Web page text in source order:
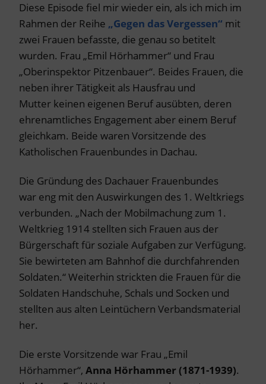
Diese Episode fiel mir wieder ein, als ich mich im
Rahmen der Reihe „Gegen das Vergessen“ mit
zwei Frauen befasste, die genau so betitelt
wurden. Frau „Emil Hörhammer“ und Frau
„Oberinspektor Pitzenbauer“. Beides Frauen, die
neben ihrer Tätigkeit als Hausfrau und
Mutter keinen eigenen Beruf ausübten, deren
ehrenamtliches Engagement aber einem Beruf
gleichkam. Beide waren Vorsitzende des
Katholischen Frauenbundes in Dachau.
Die Gründung des Dachauer Frauenbundes
war eng mit den Auswirkungen des 1. Weltkriegs
verbunden. „Nach der Mobilmachung zum 1.
Weltkrieg 1914 stellten sich Frauen aus der
Bürgerschaft für soziale Aufgaben zur Verfügung.
Sie bewirteten am Bahnhof die durchfahrenden
Soldaten.“ Weiterhin strickten die Frauen für die
Soldaten Handschuhe, Schals und Socken und
stellten aus alten Leintüchern Verbandsmaterial
her.
Die erste Vorsitzende war Frau „Emil
Hörhammer“, Anna Hörhammer (1871-1939).